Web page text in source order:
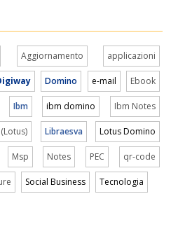
Aggiornamento applicazioni
Domino e-mail Ebook
Ibm ibm domino Ibm Notes
Libraesva Lotus Domino
Msp Notes PEC qr-code
Social Business Tecnologia